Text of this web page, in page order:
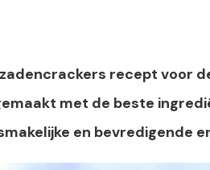
recept voor
met de beste
en bevredigende